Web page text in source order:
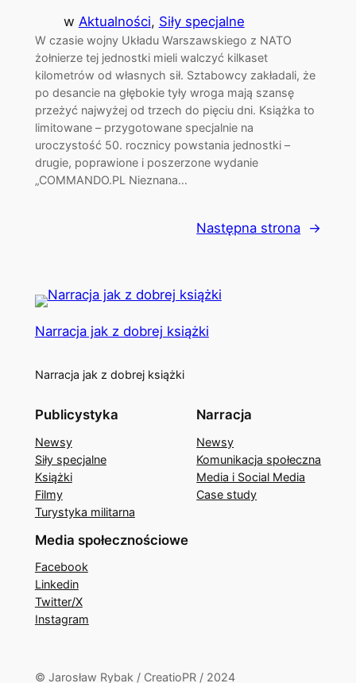
w Aktualności, Siły specjalne
W czasie wojny Układu Warszawskiego z NATO
żołnierze tej jednostki mieli walczyć kilkaset
kilometrów od własnych sił. Sztabowcy zakładali, że
po desancie na głębokie tyły wroga mają szansę
przeżyć najwyżej od trzech do pięciu dni. Książka to
limitowane – przygotowane specjalnie na
uroczystość 50. rocznicy powstania jednostki –
drugie, poprawione i poszerzone wydanie
„COMMANDO.PL Nieznana…
Następna strona →
Narracja jak z dobrej książki
Narracja jak z dobrej książki
Publicystyka
Newsy
Siły specjalne
Książki
Filmy
Turystyka militarna
Narracja
Newsy
Komunikacja społeczna
Media i Social Media
Case study
Media społecznościowe
Facebook
Linkedin
Twitter/X
Instagram
© Jarosław Rybak / CreatioPR / 2024